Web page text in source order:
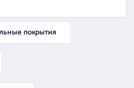
покрытия